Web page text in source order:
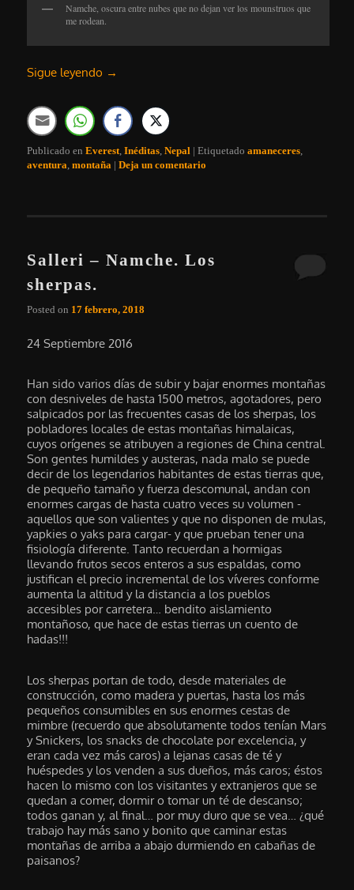
Namche, oscura entre nubes que no dejan ver los mounstruos que
me rodean.
Sigue leyendo →
Publicado en Everest ,Inéditas ,Nepal |Etiquetado amaneceres
aventura ,montaña |Deja un comentario
Salleri – Namche. Los
sherpas.
Posted on 17 febrero, 2018
24 Septiembre 2016
Han sido varios días de subir y bajar enormes montañas
con desniveles de hasta 1500 metros, agotadores, pero
salpicados por las frecuentes casas de los sherpas, los
pobladores locales de estas montañas himalaicas,
cuyos orígenes se atribuyen a regiones de China central.
Son gentes humildes y austeras, nada malo se puede
decir de los legendarios habitantes de estas tierras que,
de pequeño tamaño y fuerza descomunal, andan con
enormes cargas de hasta cuatro veces su volumen -
aquellos que son valientes y que no disponen de mulas,
yapkies o yaks para cargar- y que prueban tener una
fisiología diferente. Tanto recuerdan a hormigas
llevando frutos secos enteros a sus espaldas, como
justifican el precio incremental de los víveres conforme
aumenta la altitud y la distancia a los pueblos
accesibles por carretera… bendito aislamiento
montañoso, que hace de estas tierras un cuento de
hadas!!!
Los sherpas portan de todo, desde materiales de
construcción, como madera y puertas, hasta los más
pequeños consumibles en sus enormes cestas de
mimbre (recuerdo que absolutamente todos tenían Mars
y Snickers, los snacks de chocolate por excelencia, y
eran cada vez más caros) a lejanas casas de té y
huéspedes y los venden a sus dueños, más caros; éstos
hacen lo mismo con los visitantes y extranjeros que se
quedan a comer, dormir o tomar un té de descanso;
todos ganan y, al final… por muy duro que se vea… ¿qué
trabajo hay más sano y bonito que caminar estas
montañas de arriba a abajo durmiendo en cabañas de
paisanos?